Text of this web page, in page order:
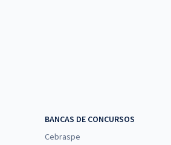
BANCAS DE CONCURSOS
Cebraspe